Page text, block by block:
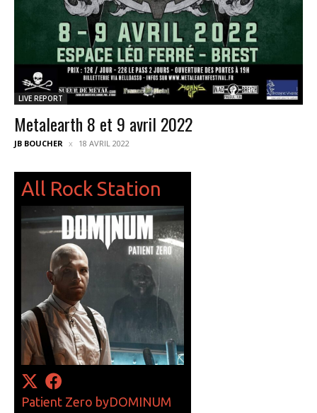
LIVE REPORT
Metalearth 8 et 9 avril 2022
JB BOUCHER 18 AVRIL 2022